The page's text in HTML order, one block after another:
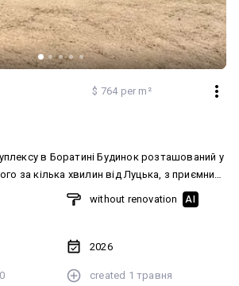
$ 764 per m²
Будинок розташований у
за кілька хвилин від Луцька, з приємним
Поруч усе необхідне для
школа, садочок, ТЦ Baobab.
1 *Тип: дуплекс *Ділянка: 4 сотки
*Вода: централізована
without renovation AI
2026
created 1 травня